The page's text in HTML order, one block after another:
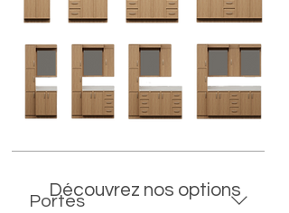
Portes
Découvrez nos options